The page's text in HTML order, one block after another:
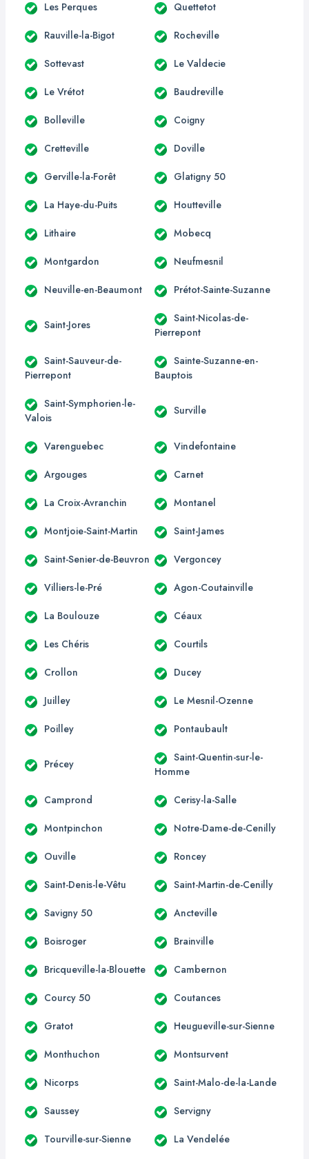
Les Perques Quettetot
Rauville-la-Bigot Rocheville
Sottevast Le Valdecie
Le Vrétot Baudreville
Bolleville Coigny
Cretteville Doville
Gerville-la-Forêt Glatigny 50
La Haye-du-Puits Houtteville
Lithaire Mobecq
Montgardon Neufmesnil
Neuville-en-Beaumont Prétot-Sainte-Suzanne
Saint-Jores
Saint-Nicolas-de-
Pierrepont
Saint-Sauveur-de-
Pierrepont
Sainte-Suzanne-en-
Bauptois
Saint-Symphorien-le-
Valois
Surville
Varenguebec Vindefontaine
Argouges Carnet
La Croix-Avranchin Montanel
Montjoie-Saint-Martin Saint-James
Saint-Senier-de-Beuvron Vergoncey
Villiers-le-Pré Agon-Coutainville
La Boulouze Céaux
Les Chéris Courtils
Crollon Ducey
Juilley Le Mesnil-Ozenne
Poilley Pontaubault
Précey
Saint-Quentin-sur-le-
Homme
Camprond Cerisy-la-Salle
Montpinchon Notre-Dame-de-Cenilly
Ouville Roncey
Saint-Denis-le-Vêtu Saint-Martin-de-Cenilly
Savigny 50 Ancteville
Boisroger Brainville
Bricqueville-la-Blouette Cambernon
Courcy 50 Coutances
Gratot Heugueville-sur-Sienne
Monthuchon Montsurvent
Nicorps Saint-Malo-de-la-Lande
Saussey Servigny
Tourville-sur-Sienne La Vendelée